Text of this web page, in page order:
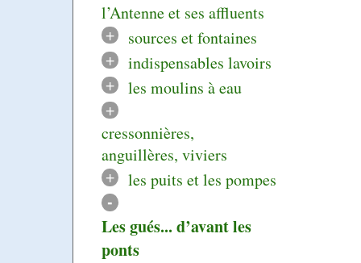
l’Antenne et ses affluents
+
sources et fontaines
+
indispensables lavoirs
+
les moulins à eau
+
cressonnières,
anguillères, viviers
+
les puits et les pompes
-
Les gués... d’avant les
ponts